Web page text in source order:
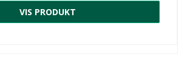
VIS PRODUKT